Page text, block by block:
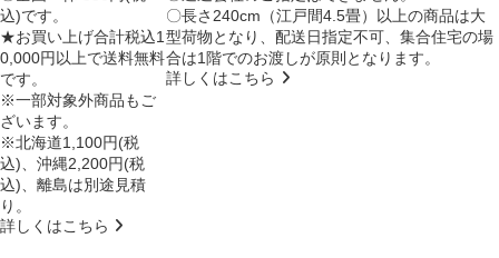
込)です。
★お買い上げ合計税込1
0,000円以上で送料無料
です。
※一部対象外商品もご
ざいます。
※北海道1,100円(税
込)、沖縄2,200円(税
込)、離島は別途見積
り。
詳しくはこちら
〇長さ240cm（江戸間4.5畳）以上の商品は大
型荷物となり、配送日指定不可、集合住宅の場
合は1階でのお渡しが原則となります。
詳しくはこちら